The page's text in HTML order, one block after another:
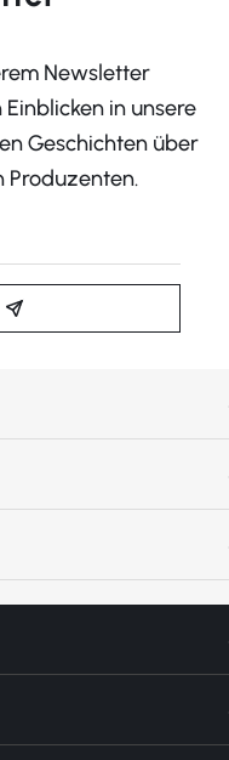
Newsletter
in unsere
Geschichten über
Produzenten.